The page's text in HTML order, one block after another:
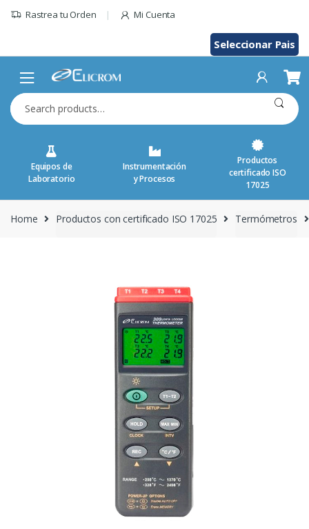
Rastrea tu Orden Mi Cuenta
Seleccionar Pais
Search
for:
Equipos de
Laboratorio
Instrumentación
y Procesos
Productos
certificado ISO
17025
Home Productos con certificado ISO 17025 Termómetros